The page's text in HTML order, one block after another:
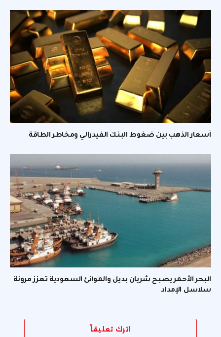
أسعار الذهب بين ضغوط البنك الفيدرالي ومخاطر الطاقة
البحر الأحمر يصبح شريان بديل والموانئ السعودية تعزز مرونة
سلاسل الإمداد
اترك تعليقاً